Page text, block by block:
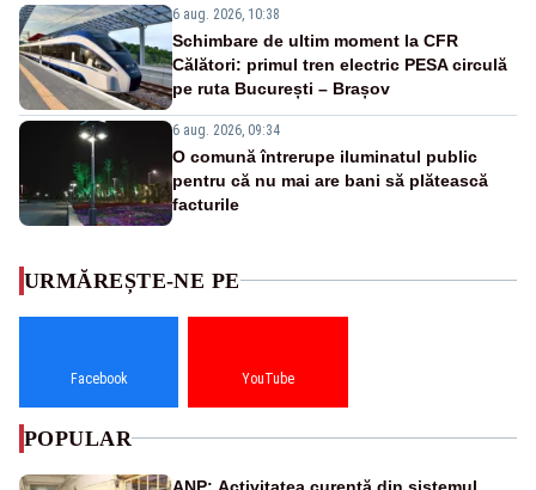
6 aug. 2026, 10:38
Schimbare de ultim moment la CFR
Călători: primul tren electric PESA circulă
pe ruta București – Brașov
6 aug. 2026, 09:34
O comună întrerupe iluminatul public
pentru că nu mai are bani să plătească
facturile
URMĂREȘTE-NE PE
Facebook YouTube
POPULAR
ANP: Activitatea curentă din sistemul